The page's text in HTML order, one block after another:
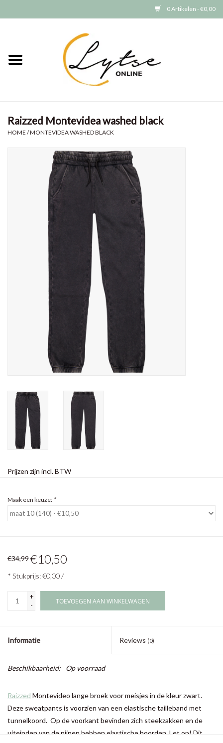
0 Artikelen - €0,00
Meisjes
GRATIS VERZENDEN (vanaf EUR
Raizzed Montevidea washed black
HOME /MONTEVIDEA WASHED BLACK
Prijzen zijn incl. BTW
Maak een keuze: *
€34,99€10,50
* Stukprijs: €0,00 /
+
-
TOEVOEGEN AAN WINKELWAGEN
Informatie Reviews (0)
Beschikbaarheid: Op voorraad
Raizzed Montevideo lange broek voor meisjes in de kleur zwart.
Deze sweatpants is voorzien van een elastische tailleband met
tunnelkoord. Op de voorkant bevinden zich steekzakken en de
uiteinden van de pijpen hebben elastische boorden. Let op! Dit